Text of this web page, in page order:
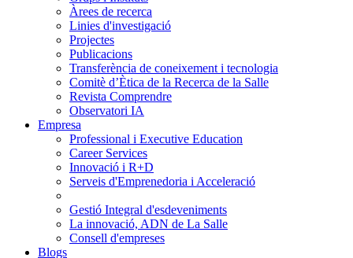
Àrees de recerca
Linies d'investigació
Projectes
Publicacions
Transferència de coneixement i tecnologia
Comitè d’Ètica de la Recerca de la Salle
Revista Comprendre
Observatori IA
Empresa
Professional i Executive Education
Career Services
Innovació i R+D
Serveis d'Emprenedoria i Acceleració
Gestió Integral d'esdeveniments
La innovació, ADN de La Salle
Consell d'empreses
Blogs